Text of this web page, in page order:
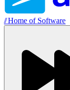
//Home of Software